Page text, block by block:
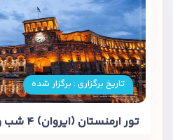
تاریخ برگزاری : برگزار شده
تور ارمنستان (ایروان) ۴ شب و ۵ روز – پرواز کاسپین